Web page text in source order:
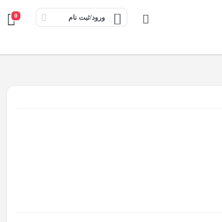
ورود/ثبت نام 0